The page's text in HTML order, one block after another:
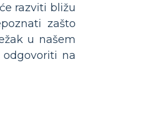
razviti bližu
zašto
u našem
na